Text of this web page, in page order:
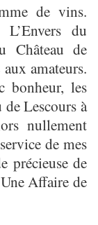
de vins.
du
Château de
amateurs.
bonheur, les
de Lescours à
nullement
de mes
précieuse de
Affaire de